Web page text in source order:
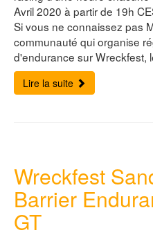
Avril 2020 à partir de 19h
Si vous ne connaissez pas
communauté qui organise
d'endurance sur Wreckfest,
Lire la suite
Wreckfest
Barrier
GT